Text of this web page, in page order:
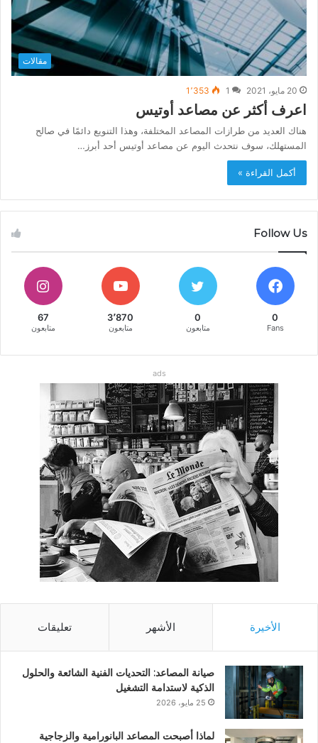
مقالات
20 مايو، 2021 1 1٬353
اعرف أكثر عن مصاعد أوتيس
هناك العديد من طرازات المصاعد المختلفة، وهذا التنويع دائمًا في صالح
المستهلك، سوف نتحدث اليوم عن مصاعد أوتيس أحد أبرز…
أكمل القراءة »
Follow Us
0
Fans
0
متابعون
3٬870
متابعون
67
متابعون
ads
الأخيرة الأشهر تعليقات
صيانة المصاعد: التحديات الفنية الشائعة والحلول
الذكية لاستدامة التشغيل
25 مايو، 2026
لماذا أصبحت المصاعد البانورامية والزجاجية